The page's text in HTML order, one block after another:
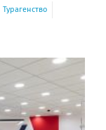
Турагенство